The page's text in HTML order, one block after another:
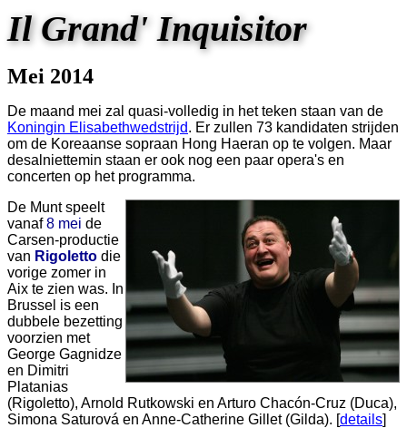
Il Grand' Inquisitor
Mei 2014
De maand mei zal quasi-volledig in het teken staan van de
Koningin Elisabethwedstrijd. Er zullen 73 kandidaten strijden
om de Koreaanse sopraan Hong Haeran op te volgen. Maar
desalniettemin staan er ook nog een paar opera's en
concerten op het programma.
De Munt speelt
vanaf8 mei de
Carsen-productie
van Rigoletto die
vorige zomer in
Aix te zien was. In
Brussel is een
dubbele bezetting
voorzien met
George Gagnidze
en Dimitri
Platanias
(Rigoletto), Arnold Rutkowski en Arturo Chacón-Cruz (Duca),
Simona Saturová en Anne-Catherine Gillet (Gilda). [details]